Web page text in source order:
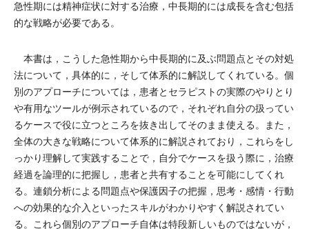
急性期には精神症状に対する治療，中長期的には成長を含む包括
的な戦略が必要である。
本書は，こうした急性期から中長期的に及ぶ問題点とその対処
法について，具体的に，そして体系的に解説してくれている。個
別のアプローチについては，患者とセラピストの実際のやりとり
や有用なツールが例示されているので，それぞれ自分の扱ってい
るケースで役に立つところを抜き出してそのまま使える。また，
全体の大きな戦略について体系的に解説されており，これらをし
っかり理解して実践することで，自分でケースを扱う際に，治療
経過を論理的に把握し，患者と共有することを可能にしてくれ
る。連鎖分析による問題点や保護因子の把握，思考・感情・行動
への効果的な介入といったスキルがわかりやすく解説されてい
る。これら個別のアプローチ自体は特段新しいものではないが，